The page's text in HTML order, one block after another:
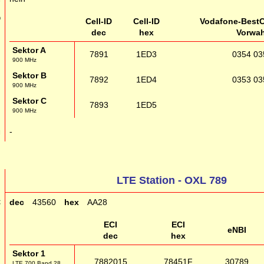
Cell-ID
dec
Cell-ID
hex
Vodafone-
Sektor A
900 MHz
7891 1ED3 0354
Sektor B
900 MHz
7892 1ED4 0353
Sektor C
900 MHz
7893 1ED5
-
LTE Station - OXL 789
dec 43560 hex AA28
ECI
dec
ECI
hex
eNBI
Sektor 1
7882015 78451F 30789